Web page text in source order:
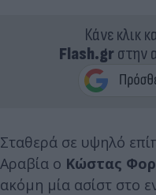
Κάνε κλικ
Flash.grστην
Σταθερά σε υψηλό
Αραβία ο Κώστας
ακόμη μία ασίστ στο